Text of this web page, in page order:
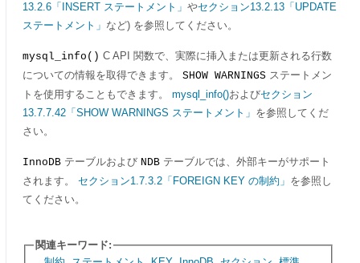
13.2.6「INSERT ステートメント」 やセクション13.2.13「UPDATE
ステートメント」 など) を参照してください。
mysql_info() C API 関数で、実際に挿入または更新される行数
についての情報を取得できます。 SHOW WARNINGS ステートメン
トを使用することもできます。 mysql_info()およびセクション
13.7.7.42「SHOW WARNINGS ステートメント」 を参照してくだ
さい。
InnoDB テーブルおよび NDB テーブルでは、外部キーがサポート
されます。 セクション1.7.3.2「FOREIGN KEY の制約」 を参照し
てください。
関連キーワード: